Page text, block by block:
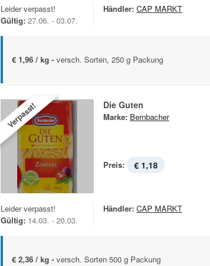
Leider verpasst!
Gültig: 27.06. - 03.07.
Händler: CAP MARKT
€ 1,96 / kg - versch. Sorten, 250 g Packung
Verpasst! Die Guten
Marke: Bernbacher
Preis: € 1,18
Leider verpasst!
Gültig: 14.03. - 20.03.
Händler: CAP MARKT
€ 2,36 / kg - versch. Sorten 500 g Packung